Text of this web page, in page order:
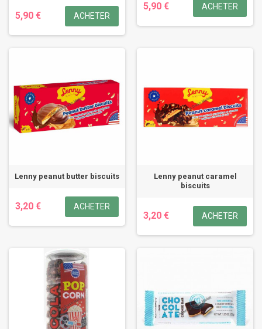
5,90 € ACHETER
5,90 € ACHETER
Lenny peanut butter biscuits
3,20 € ACHETER
Lenny peanut caramel
biscuits
3,20 € ACHETER